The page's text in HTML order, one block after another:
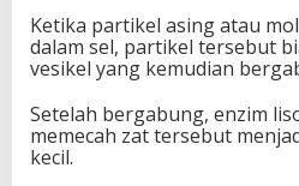
Ketika partikel asing atau
dalam sel, partikel tersebut
vesikel yang kemudian
Setelah bergabung, enzim
memecah zat tersebut
kecil.